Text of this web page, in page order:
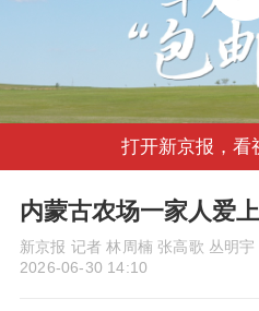
打开新京报，看
内蒙古农场一家人爱
新京报 记者 林周楠 张高歌 丛明
2026-06-30 14:10